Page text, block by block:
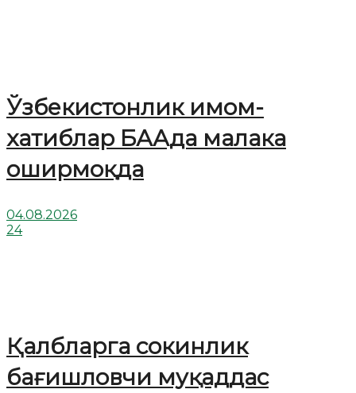
Ўзбекистонлик имом-
хатиблар БААда малака
оширмоқда
04.08.2026
24
Қалбларга сокинлик
бағишловчи муқаддас